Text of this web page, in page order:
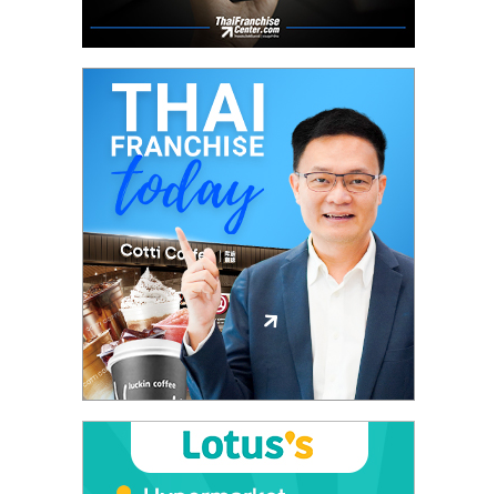
ปรึกษา
การ
ลงทุน
และ
ขยาย